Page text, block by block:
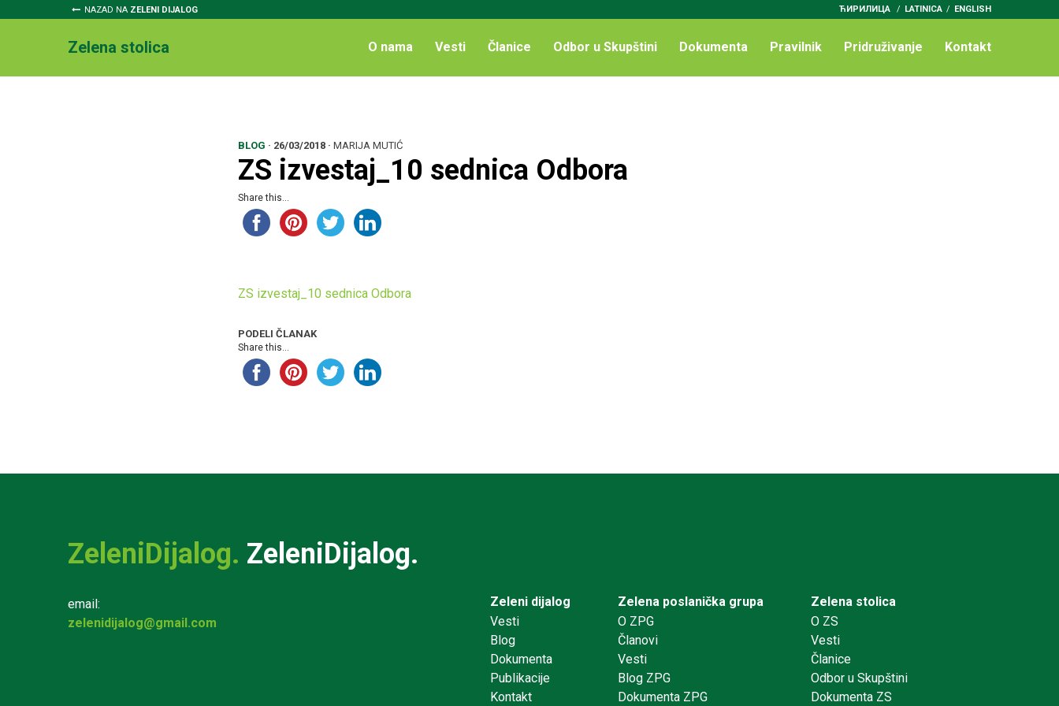
NAZAD NA ZELENI DIJALOG ЋИРИЛИЦА / LATINICA ENGLISH
Zelena stolica O nama Vesti Članice Odbor u Skupštini Dokumenta Pravilnik Pridruživanje Kontakt
BLOG · 26/03/2018 · MARIJA MUTIĆ
ZS izvestaj_10 sednica Odbora
Share this...
ZS izvestaj_10 sednica Odbora
PODELI ČLANAK
Share this...
ZeleniDijalog. ZeleniDijalog.
email:
zelenidijalog@gmail.com
Zeleni dijalog
Vesti
Blog
Dokumenta
Publikacije
Kontakt
Zelena poslanička grupa
O ZPG
Članovi
Vesti
Blog ZPG
Dokumenta ZPG
Zelena stolica
O ZS
Vesti
Članice
Odbor u Skupštini
Dokumenta ZS